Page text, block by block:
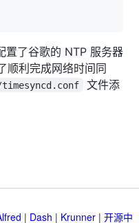
置了谷歌的 NTP 服务器
顺利完成网络时间同
文件添
| Dash | Krunner | 开源中